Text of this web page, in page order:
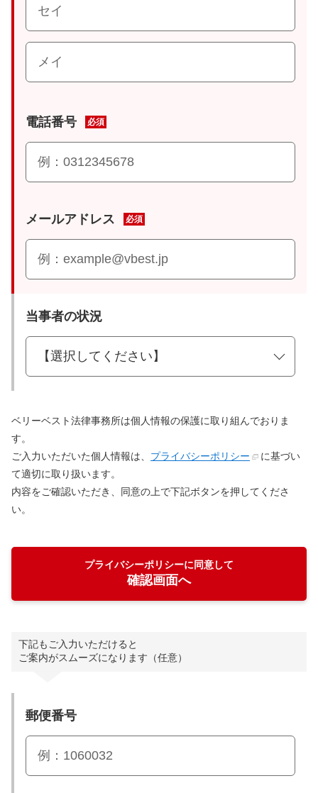
電話番号 必須
メールアドレス 必須
当事者の状況
ベリーベスト法律事務所は個人情報の保護に取り組んでおりま
す。
ご入力いただいた個人情報は、 プライバシーポリシー
に基づい
て適切に取り扱います。
内容をご確認いただき、同意の上で下記ボタンを押してくださ
い。
プライバシーポリシーに同意して
確認画面へ
下記もご入力いただけると
ご案内がスムーズになります（任意）
郵便番号